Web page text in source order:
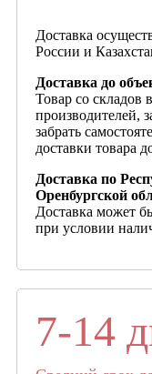
Доставка
России и
Доставка до
Товар со складов
производителей,
забрать
доставки товара
Доставка по
Оренбургской
Доставка может
при условии
7-14